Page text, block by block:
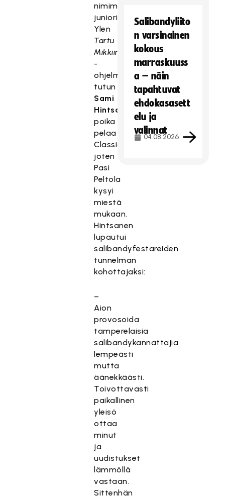
nimimiehen
juniorikatsomosta.
Ylen
Tartu
Mikkiin
-
ohjelmasta
tutun
Sami
Hintsasen
poika
pelaa
Classicissa,
joten
Pasi
Peltola
kysyi
miestä
mukaan.
Hintsanen
lupautui
salibandyfestareiden
tunnelman
kohottajaksi:
–
Aion
provosoida
tamperelaisia
salibandykannattajia
lempeästi
mutta
äänekkäästi.
Toivottavasti
paikallinen
yleisö
ottaa
minut
ja
uudistukset
lämmöllä
vastaan.
Sittenhän
Salibandyliito
n varsinainen
kokous
marraskuuss
a – näin
tapahtuvat
ehdokasasett
elu ja
valinnat
04.08.2026